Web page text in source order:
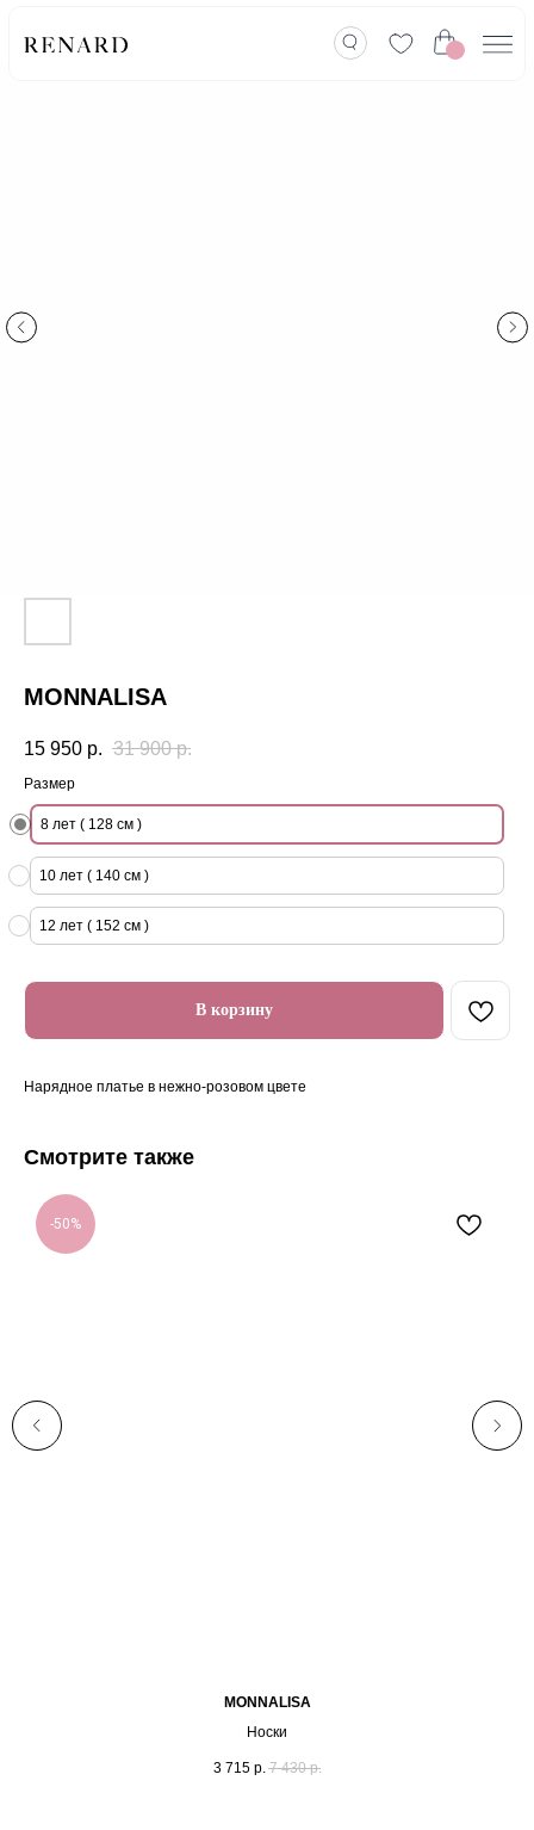
MONNALISA
15 950 р. 31 900 р.
Размер
8 лет ( 128 см )
10 лет ( 140 см )
12 лет ( 152 см )
В корзину
Нарядное платье в нежно-розовом цвете
Смотрите также
-50%
MONNALISA
Носки
3 715 р. 7 430 р.